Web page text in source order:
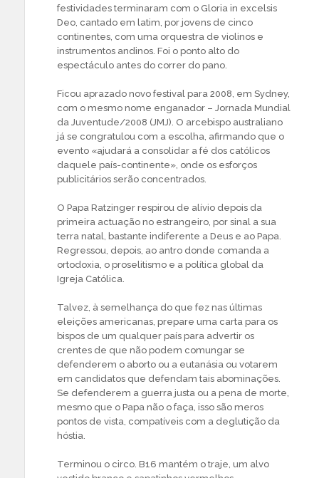
festividades terminaram com o Gloria in excelsis
Deo, cantado em latim, por jovens de cinco
continentes, com uma orquestra de violinos e
instrumentos andinos. Foi o ponto alto do
espectáculo antes do correr do pano.
Ficou aprazado novo festival para 2008, em Sydney,
com o mesmo nome enganador – Jornada Mundial
da Juventude/2008 (JMJ). O arcebispo australiano
já se congratulou com a escolha, afirmando que o
evento «ajudará a consolidar a fé dos católicos
daquele país-continente», onde os esforços
publicitários serão concentrados.
O Papa Ratzinger respirou de alívio depois da
primeira actuação no estrangeiro, por sinal a sua
terra natal, bastante indiferente a Deus e ao Papa.
Regressou, depois, ao antro donde comanda a
ortodoxia, o proselitismo e a política global da
Igreja Católica.
Talvez, à semelhança do que fez nas últimas
eleições americanas, prepare uma carta para os
bispos de um qualquer país para advertir os
crentes de que não podem comungar se
defenderem o aborto ou a eutanásia ou votarem
em candidatos que defendam tais abominações.
Se defenderem a guerra justa ou a pena de morte,
mesmo que o Papa não o faça, isso são meros
pontos de vista, compatíveis com a deglutição da
hóstia.
Terminou o circo. B16 mantém o traje, um alvo